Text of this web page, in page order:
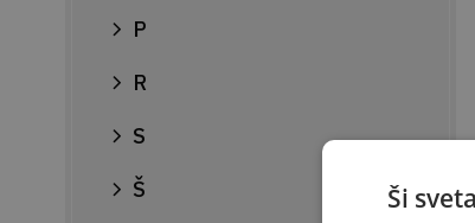
P
R
S
Š
Ši